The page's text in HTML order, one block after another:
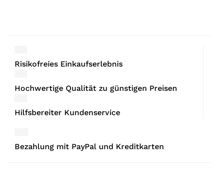
Risikofreies Einkaufserlebnis
Hochwertige Qualität zu günstigen Preisen
Hilfsbereiter Kundenservice
Bezahlung mit PayPal und Kreditkarten